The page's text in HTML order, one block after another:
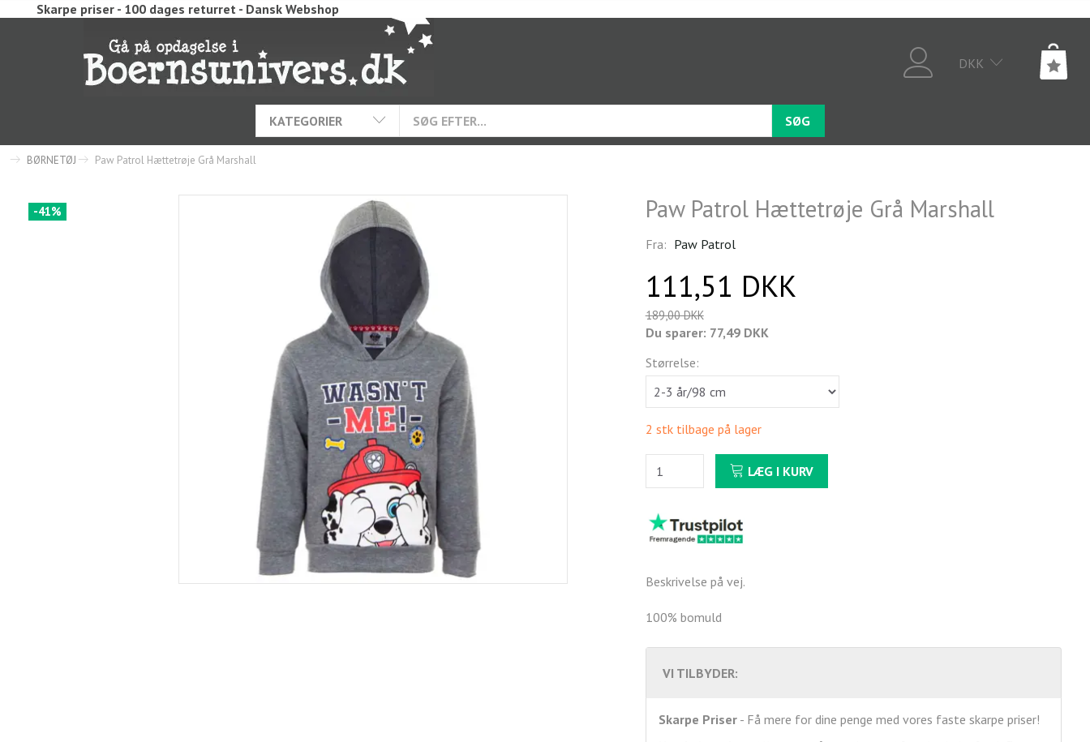
Skarpe priser - 100 dages returret - Dansk Webshop
DKK
KATEGORIER SØG
BØRNETØJ Paw Patrol Hættetrøje Grå Marshall
-41% Paw Patrol Hættetrøje Grå Marshall
Fra: Paw Patrol
111,51 DKK
189,00 DKK
Du sparer: 77,49 DKK
Størrelse:
2 stk tilbage på lager
LÆG I KURV
Beskrivelse på vej.
100% bomuld
VI TILBYDER:
Skarpe Priser- Få mere for dine penge med vores faste skarpe priser!